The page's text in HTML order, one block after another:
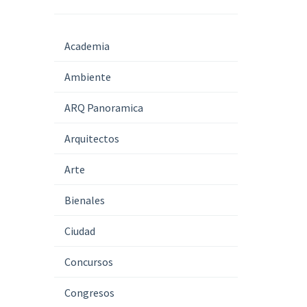
Academia
Ambiente
ARQ Panoramica
Arquitectos
Arte
Bienales
Ciudad
Concursos
Congresos